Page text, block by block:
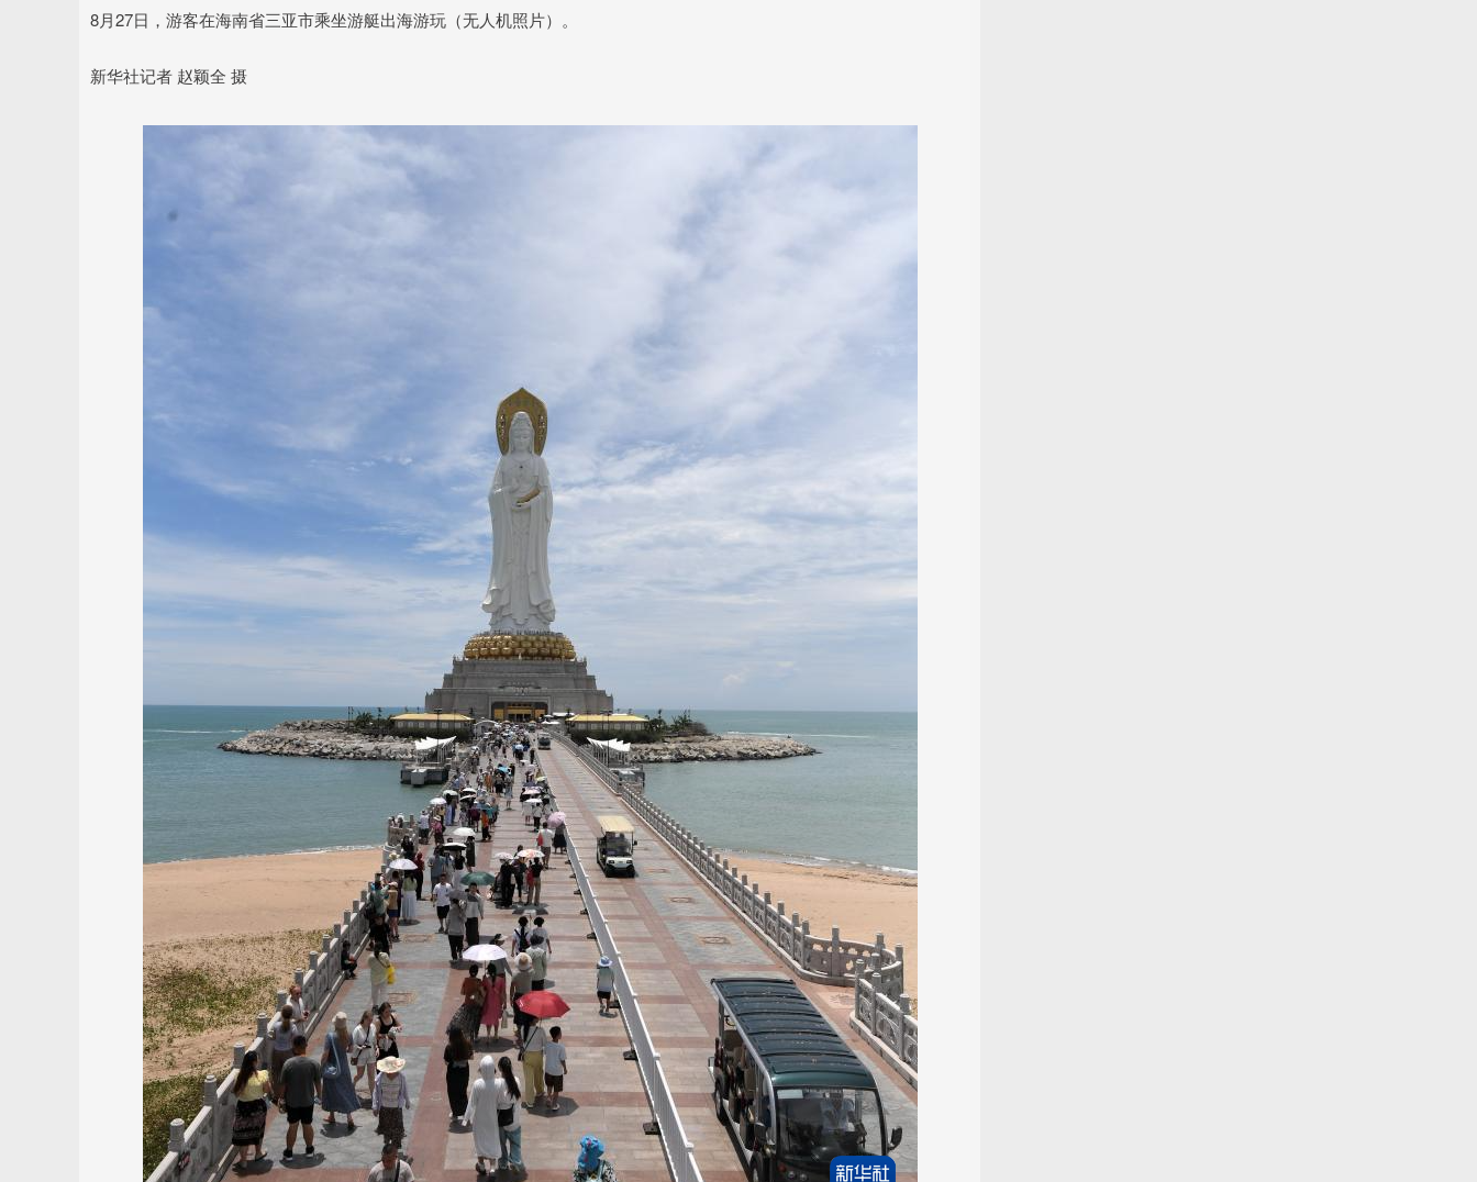
8月27日，游客在海南省三亚市乘坐游艇出海游玩（无人机照片）。
新华社记者 赵颖全 摄